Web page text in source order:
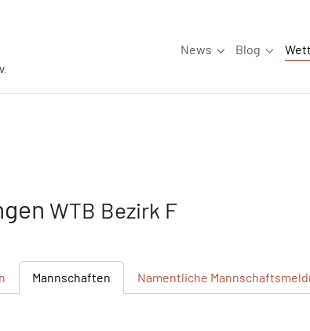
News
Submenu for
Blog
WTB Bezirk F
Mannschaften Namentliche